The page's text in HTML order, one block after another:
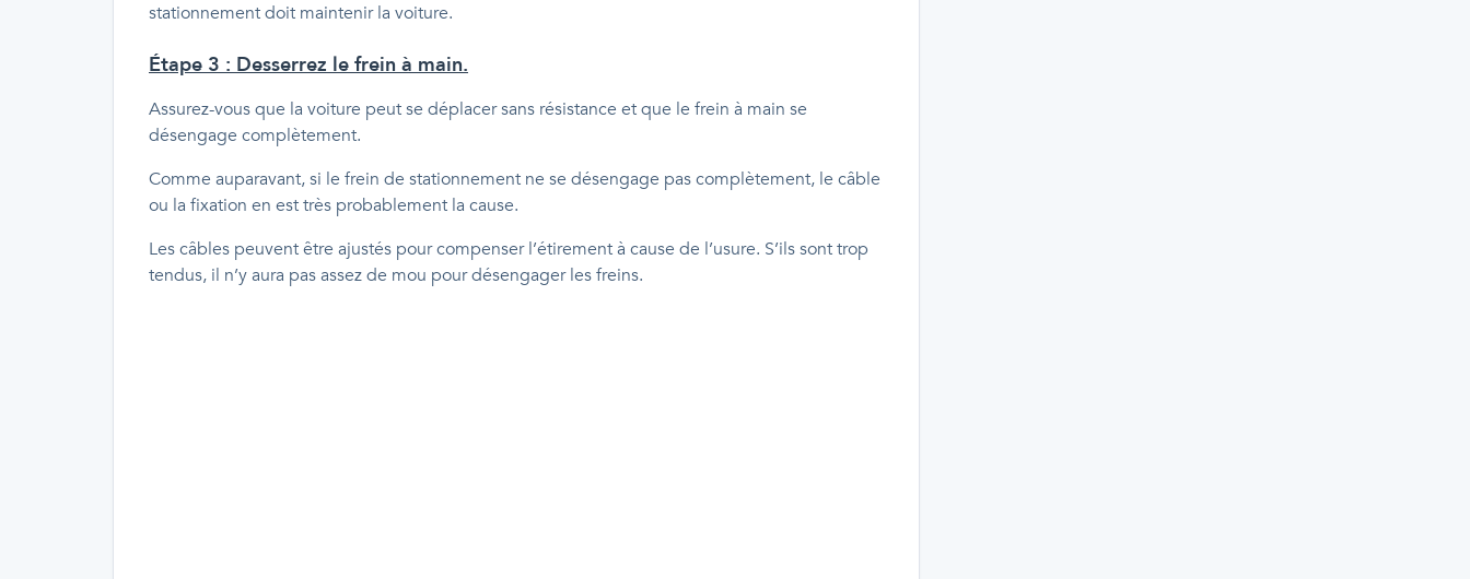
stationnement doit maintenir la voiture.
Étape 3 : Desserrez le frein à main.
Assurez-vous que la voiture peut se déplacer sans résistance et que le frein à main se
désengage complètement.
Comme auparavant, si le frein de stationnement ne se désengage pas complètement, le câble
ou la fixation en est très probablement la cause.
Les câbles peuvent être ajustés pour compenser l’étirement à cause de l’usure. S’ils sont trop
tendus, il n’y aura pas assez de mou pour désengager les freins.